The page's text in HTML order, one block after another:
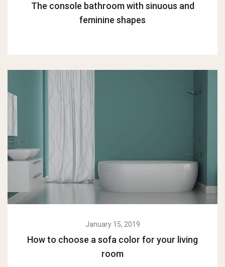
The console bathroom with sinuous and
feminine shapes
January 15, 2019
How to choose a sofa color for your living
room